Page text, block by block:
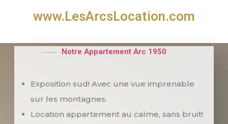
www.LesArcsLocation.com
Notre Appartement Arc 1950
Exposition sud! Avec une vue imprenable
sur les montagnes.
Location appartement au calme, sans bruit!